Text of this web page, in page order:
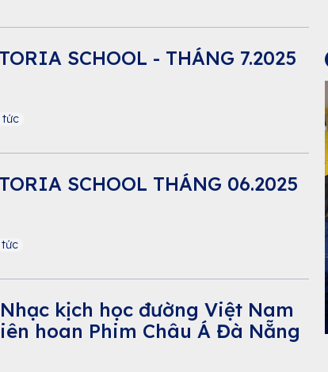
SCHOOL - THÁNG 7.2025
tức
SCHOOL THÁNG 06.2025
tức
kịch học đường Việt Nam
hoan Phim Châu Á Đà Nẵng